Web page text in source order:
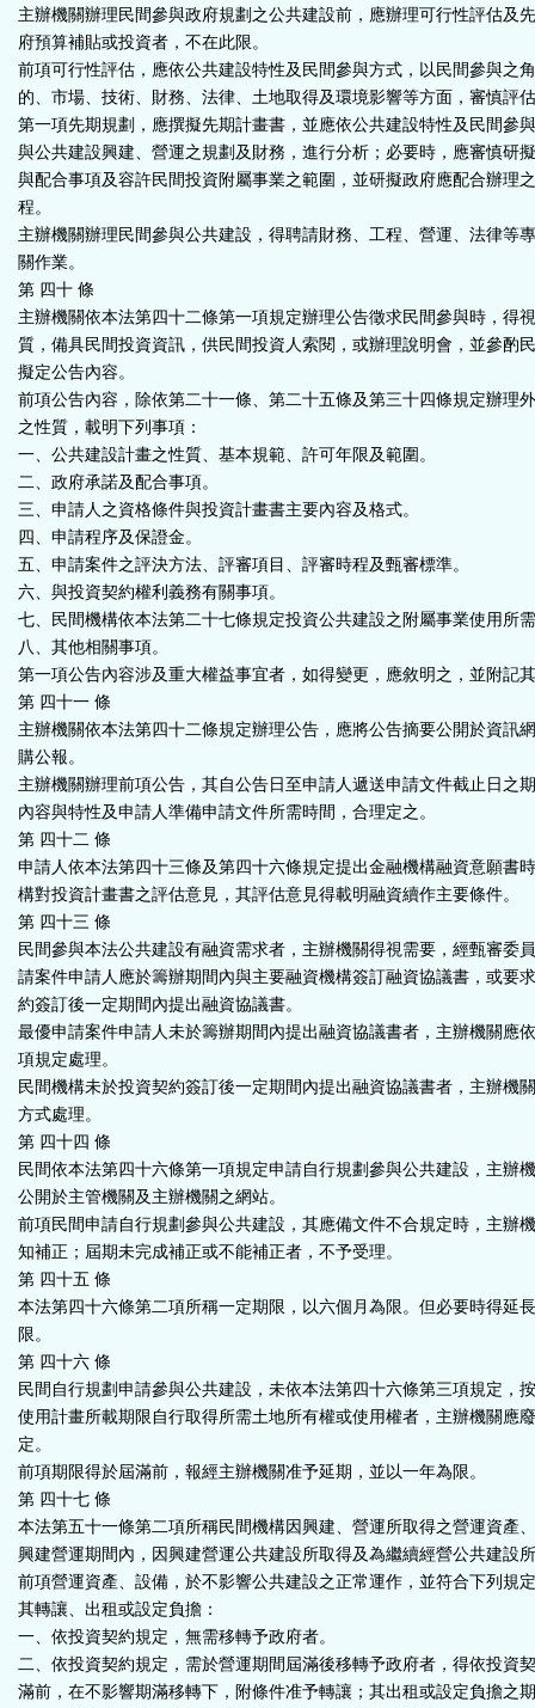
主辦機關辦理民間參與政府規劃之公共建設前，應辦理可行性評估及
府預算補貼或投資者，不在此限。
前項可行性評估，應依公共建設特性及民間參與方式，以民間參與之
的、市場、技術、財務、法律、土地取得及環境影響等方面，審慎評
第一項先期規劃，應撰擬先期計畫書，並應依公共建設特性及民間參
與公共建設興建、營運之規劃及財務，進行分析；必要時，應審慎研
與配合事項及容許民間投資附屬事業之範圍，並研擬政府應配合辦理
程。
主辦機關辦理民間參與公共建設，得聘請財務、工程、營運、法律等
關作業。
第 四十 條
主辦機關依本法第四十二條第一項規定辦理公告徵求民間參與時，得
質，備具民間投資資訊，供民間投資人索閱，或辦理說明會，並參酌
擬定公告內容。
前項公告內容，除依第二十一條、第二十五條及第三十四條規定辦理
之性質，載明下列事項：
一、公共建設計畫之性質、基本規範、許可年限及範圍。
二、政府承諾及配合事項。
三、申請人之資格條件與投資計畫書主要內容及格式。
四、申請程序及保證金。
五、申請案件之評決方法、評審項目、評審時程及甄審標準。
六、與投資契約權利義務有關事項。
七、民間機構依本法第二十七條規定投資公共建設之附屬事業使用所
八、其他相關事項。
第一項公告內容涉及重大權益事宜者，如得變更，應敘明之，並附記
第 四十一 條
主辦機關依本法第四十二條規定辦理公告，應將公告摘要公開於資訊
購公報。
主辦機關辦理前項公告，其自公告日至申請人遞送申請文件截止日之
內容與特性及申請人準備申請文件所需時間，合理定之。
第 四十二 條
申請人依本法第四十三條及第四十六條規定提出金融機構融資意願書
構對投資計畫書之評估意見，其評估意見得載明融資續作主要條件。
第 四十三 條
民間參與本法公共建設有融資需求者，主辦機關得視需要，經甄審委
請案件申請人應於籌辦期間內與主要融資機構簽訂融資協議書，或要
約簽訂後一定期間內提出融資協議書。
最優申請案件申請人未於籌辦期間內提出融資協議書者，主辦機關應
項規定處理。
民間機構未於投資契約簽訂後一定期間內提出融資協議書者，主辦機
方式處理。
第 四十四 條
民間依本法第四十六條第一項規定申請自行規劃參與公共建設，主辦
公開於主管機關及主辦機關之網站。
前項民間申請自行規劃參與公共建設，其應備文件不合規定時，主辦
知補正；屆期未完成補正或不能補正者，不予受理。
第 四十五 條
本法第四十六條第二項所稱一定期限，以六個月為限。但必要時得延
限。
第 四十六 條
民間自行規劃申請參與公共建設，未依本法第四十六條第三項規定，
使用計畫所載期限自行取得所需土地所有權或使用權者，主辦機關應
定。
前項期限得於屆滿前，報經主辦機關准予延期，並以一年為限。
第 四十七 條
本法第五十一條第二項所稱民間機構因興建、營運所取得之營運資產
興建營運期間內，因興建營運公共建設所取得及為繼續經營公共建設
前項營運資產、設備，於不影響公共建設之正常運作，並符合下列規
其轉讓、出租或設定負擔：
一、依投資契約規定，無需移轉予政府者。
二、依投資契約規定，需於營運期間屆滿後移轉予政府者，得依投資
滿前，在不影響期滿移轉下，附條件准予轉讓；其出租或設定負擔之